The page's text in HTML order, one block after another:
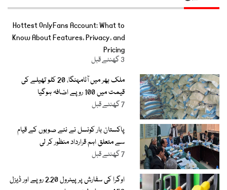
Hottest OnlyFans Account: What to
Know About Features, Privacy, and
Pricing
3 گھنٹے قبل
ملک بھر میں آٹامہنگا، 20 کلو تھیلے کی
قیمت میں 100 روپے اضافہ ہوگیا
7 گھنٹے قبل
پاکستان بار کونسل نے نئے صوبوں کے قیام
سے متعلق اہم قرارداد منظور کر لی
7 گھنٹے قبل
اوگرا کی سفارش پر پیٹرول 2.20 روپے اور ڈیزل